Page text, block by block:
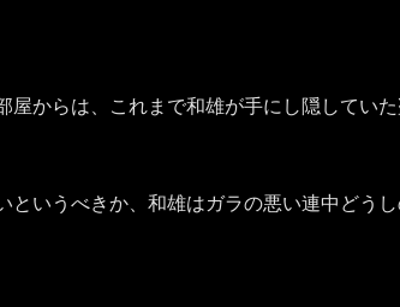
屋からは、これまで和雄が手にし隠してい
いうべきか、和雄はガラの悪い連中どうし